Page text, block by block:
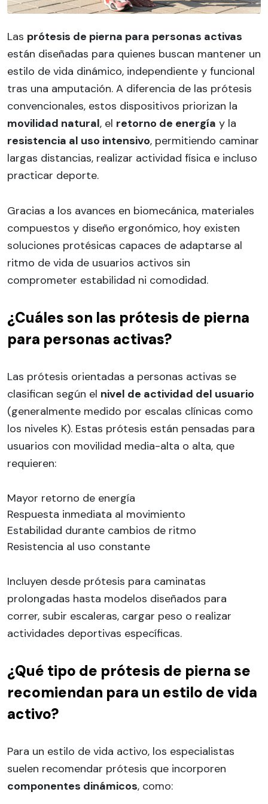
Las prótesis de pierna para personas activas
están diseñadas para quienes buscan mantener un
estilo de vida dinámico, independiente y funcional
tras una amputación. A diferencia de las prótesis
convencionales, estos dispositivos priorizan la
movilidad natural, el retorno de energía y la
resistencia al uso intensivo, permitiendo caminar
largas distancias, realizar actividad física e incluso
practicar deporte.
Gracias a los avances en biomecánica, materiales
compuestos y diseño ergonómico, hoy existen
soluciones protésicas capaces de adaptarse al
ritmo de vida de usuarios activos sin
comprometer estabilidad ni comodidad.
¿Cuáles son las prótesis de pierna
para personas activas?
Las prótesis orientadas a personas activas se
clasifican según el nivel de actividad del usuario
(generalmente medido por escalas clínicas como
los niveles K). Estas prótesis están pensadas para
usuarios con movilidad media-alta o alta, que
requieren:
Mayor retorno de energía
Respuesta inmediata al movimiento
Estabilidad durante cambios de ritmo
Resistencia al uso constante
Incluyen desde prótesis para caminatas
prolongadas hasta modelos diseñados para
correr, subir escaleras, cargar peso o realizar
actividades deportivas específicas.
¿Qué tipo de prótesis de pierna se
recomiendan para un estilo de vida
activo?
Para un estilo de vida activo, los especialistas
suelen recomendar prótesis que incorporen
componentes dinámicos, como: